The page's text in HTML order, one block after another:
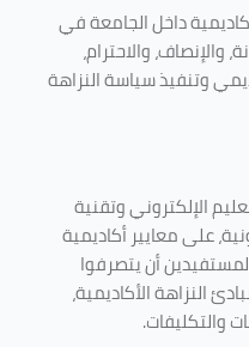
داخل الجامعة في
والإنصاف، والاحترام،
وتنفيذ سياسة النزاهة
الإلكتروني وتقنية
على معايير أكاديمية
أن يتصرفوا
النزاهة الأكاديمية،
والتكليفات.